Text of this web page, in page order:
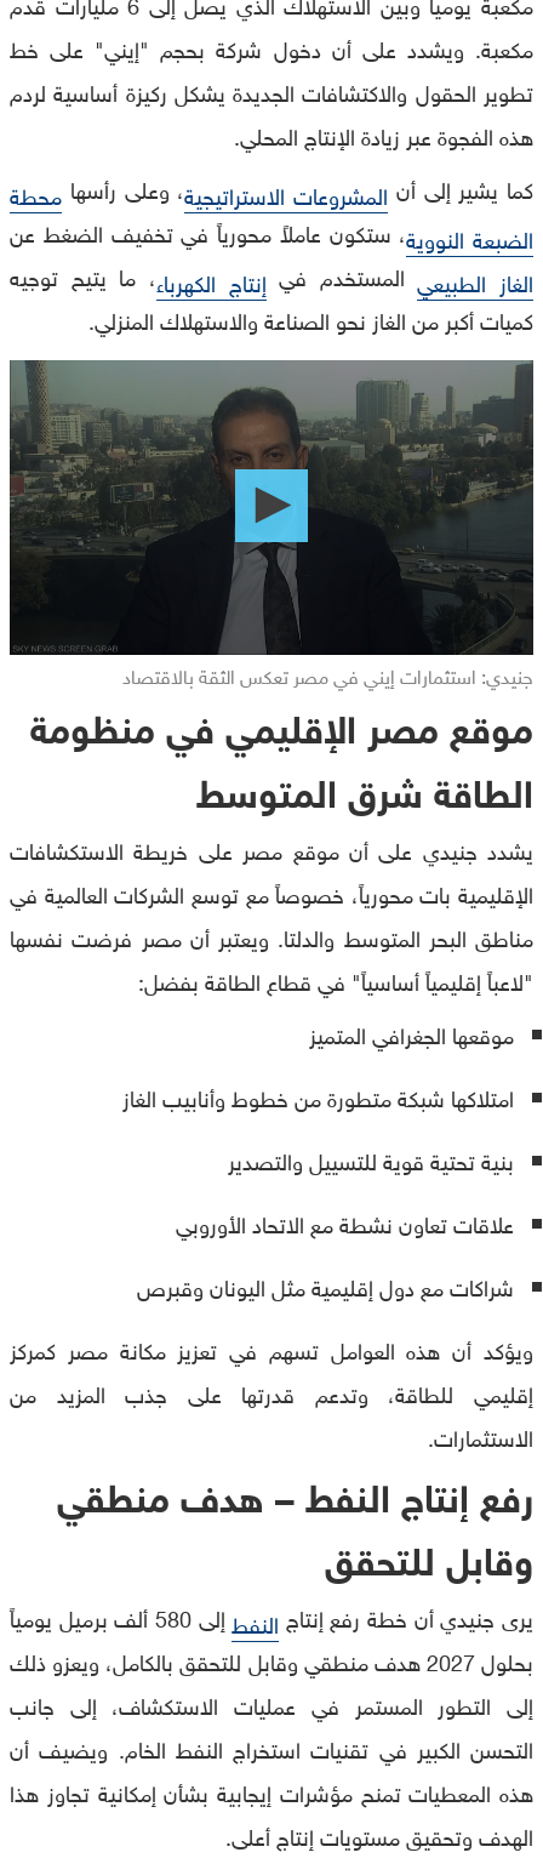
مكعبة. ويشدد على أن دخول شركة بحجم "إيني" على خط
تطوير الحقول والاكتشافات الجديدة يشكل ركيزة أساسية لردم
هذه الفجوة عبر زيادة الإنتاج المحلي.
كما يشير إلى أن المشروعات الاستراتيجية، وعلى رأسها محطة
الضبعة النووية، ستكون عاملاً محورياً في تخفيف الضغط عن
الغاز الطبيعي المستخدم في إنتاج الكهرباء، ما يتيح توجيه
كميات أكبر من الغاز نحو الصناعة والاستهلاك المنزلي.
seconds
of
0
seconds
جنيدي: استثمارات إيني في مصر تعكس الثقة بالاقتصاد
موقع مصر الإقليمي في منظومة
الطاقة شرق المتوسط
يشدد جنيدي على أن موقع مصر على خريطة الاستكشافات
الإقليمية بات محورياً، خصوصاً مع توسع الشركات العالمية في
مناطق البحر المتوسط والدلتا. ويعتبر أن مصر فرضت نفسها
"لاعباً إقليمياً أساسياً" في قطاع الطاقة بفضل:
موقعها الجغرافي المتميز
امتلاكها شبكة متطورة من خطوط وأنابيب الغاز
بنية تحتية قوية للتسييل والتصدير
علاقات تعاون نشطة مع الاتحاد الأوروبي
شراكات مع دول إقليمية مثل اليونان وقبرص
ويؤكد أن هذه العوامل تسهم في تعزيز مكانة مصر كمركز
إقليمي للطاقة، وتدعم قدرتها على جذب المزيد من
الاستثمارات.
رفع إنتاج النفط – هدف منطقي
وقابل للتحقق
يرى جنيدي أن خطة رفع إنتاج النفط
إلى 580 ألف برميل يومياً
بحلول 2027 هدف منطقي وقابل للتحقق بالكامل، ويعزو ذلك
إلى التطور المستمر في عمليات الاستكشاف، إلى جانب
التحسن الكبير في تقنيات استخراج النفط الخام. ويضيف أن
هذه المعطيات تمنح مؤشرات إيجابية بشأن إمكانية تجاوز هذا
الهدف وتحقيق مستويات إنتاج أعلى.